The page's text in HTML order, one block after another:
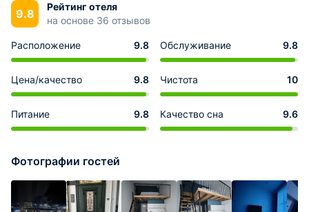
9.8
Рейтинг отеля
на основе 36 отзывов
Расположение 9.8 Обслуживание 9.8
Цена/качество 9.8 Чистота 10
Питание 9.8 Качество сна 9.6
Фотографии гостей